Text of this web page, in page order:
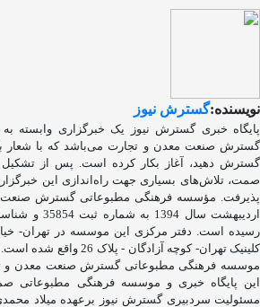
نویسنده:گسترش نیوز
پایگاه خبری گسترش نیوز یک خبرگزاری وابسته
گسترش صنعت معدن و تجارت می‌باشد که با شعار
گسترش دهید، آغاز بکار کرده است. پس از
صمت، تلاش‌های بسیاری جهت راه‌اندازی این
پذیرفت. مؤسسه فرهنگی مطبوعاتی گسترش صنعت
رسیده است. دفتر مرکزی این موسسه در تهران-
کلینیک تهران- کوچه
موسسه فرهنگی مطبوعاتی گسترش صنعت معدن و
این پایگاه خبری و موسسه فرهنگی مطبوعاتی
مسئولیت سردبیری گسترش نیوز برعهده میلاد